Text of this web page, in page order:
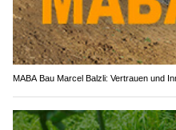
MABA Bau Marcel Balzli: Vertrauen und